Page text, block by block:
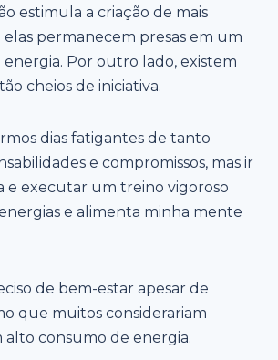
estimula a criação de mais
elas permanecem presas em um
energia. Por outro lado, existem
cheios de iniciativa.
dias fatigantes de tanto
e compromissos, mas ir
e executar um treino vigoroso
e alimenta minha mente
de bem-estar apesar de
que muitos considerariam
consumo de energia.